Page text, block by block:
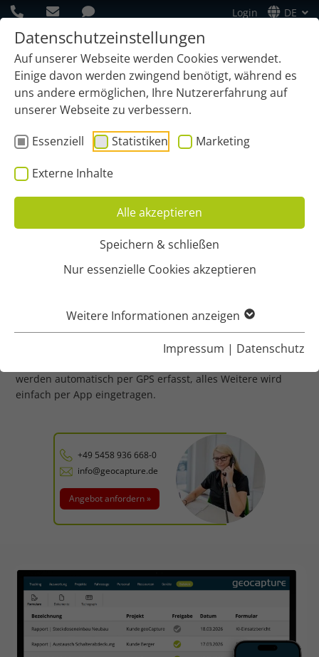
Datenschutzeinstellungen
Auf unserer Webseite werden Cookies verwendet.
Einige davon werden zwingend benötigt, während es
uns andere ermöglichen, Ihre Nutzererfahrung auf
unserer Webseite zu verbessern.
Essenziell
Statistiken Marketing
Externe Inhalte
Alle akzeptieren
Speichern & schließen
Nur essenzielle Cookies akzeptieren
Weitere Informationen anzeigen
Impressum | Datenschutz
Login DE
+49 5458 936 668-0
info@geocapture.de
Angebot anfordern »
DIGITALES BAUTAGEBUCH
BAUSTELLENDOKUMENTATION
EINFACH PER APP
Baustellenfortschritt täglich im Bautagebuch
dokumentieren – von Arbeiten und Personal bis zu Wetter
und Maschinen. Das digitale Bautagebuch von geoCapture
werden automatisch per GPS erfasst, alles Weitere wird
einfach per App eingetragen.